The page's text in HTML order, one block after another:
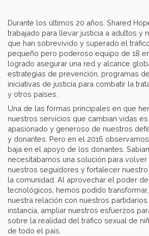
Durante los últimos 20 años, Shared
trabajado para llevar justicia a adultos y
que han sobrevivido y superado el
pequeño pero poderoso equipo de 18
logrado asegurar una red y alcance
estrategias de prevención, programas
iniciativas de justicia para combatir la
y otros países.
Una de las formas principales en que
nuestros servicios que cambian vidas
apasionado y generoso de nuestros
y donantes. Pero en el 2016
baja en el apoyo de los donantes.
necesitábamos una solución para
nuestros seguidores y fortalecer
la comunidad. Al aprovechar el poder
tecnológicos, hemos podido
nuestra relación con nuestros partidarios
instancia, ampliar nuestros esfuerzos
sobre la realidad del tráfico sexual de
de todo el país.